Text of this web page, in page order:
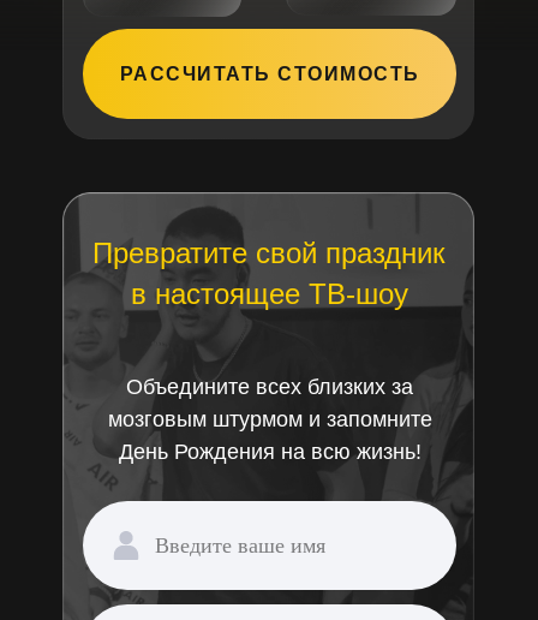
РАССЧИТАТЬ СТОИМОСТЬ
Превратите свой праздник
в настоящее ТВ-шоу
Объедините всех близких за
мозговым штурмом и запомните
День Рождения на всю жизнь!